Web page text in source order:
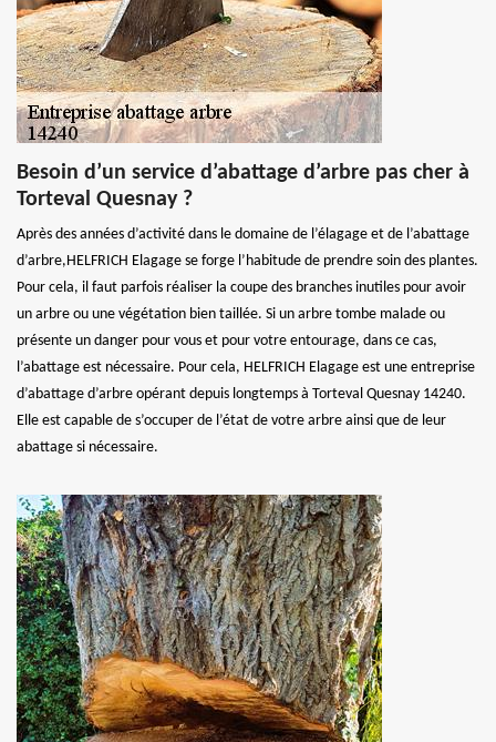
Besoin d’un service d’abattage d’arbre pas cher à
Torteval Quesnay ?
Après des années d’activité dans le domaine de l’élagage et de l’abattage
d’arbre,HELFRICH Elagage se forge l’habitude de prendre soin des plantes.
Pour cela, il faut parfois réaliser la coupe des branches inutiles pour avoir
un arbre ou une végétation bien taillée. Si un arbre tombe malade ou
présente un danger pour vous et pour votre entourage, dans ce cas,
l’abattage est nécessaire. Pour cela, HELFRICH Elagage est une entreprise
d’abattage d’arbre opérant depuis longtemps à Torteval Quesnay 14240.
Elle est capable de s’occuper de l’état de votre arbre ainsi que de leur
abattage si nécessaire.